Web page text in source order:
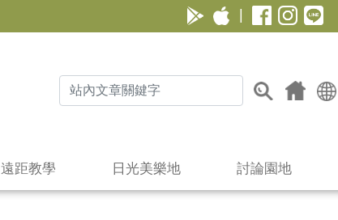
遠距教學 日光美樂地 討論園地